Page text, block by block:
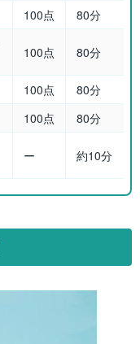
100点
80分
100点 80分
100点
80分
100点 80分
ー 約10分